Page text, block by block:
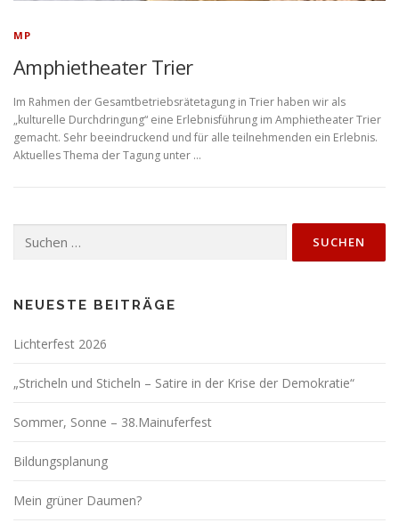
MP
Amphietheater Trier
Im Rahmen der Gesamtbetriebsrätetagung in Trier haben wir als
„kulturelle Durchdringung“ eine Erlebnisführung im Amphietheater Trier
gemacht. Sehr beeindruckend und für alle teilnehmenden ein Erlebnis.
Aktuelles Thema der Tagung unter …
nach:
NEUESTE BEITRÄGE
Lichterfest 2026
„Stricheln und Sticheln – Satire in der Krise der Demokratie“
Sommer, Sonne – 38.Mainuferfest
Bildungsplanung
Mein grüner Daumen?